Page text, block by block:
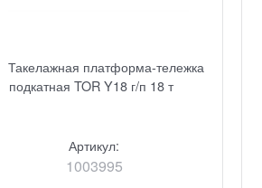
Такелажная платформа-тележка
подкатная TOR Y18 г/п 18 т
Артикул:
1003995